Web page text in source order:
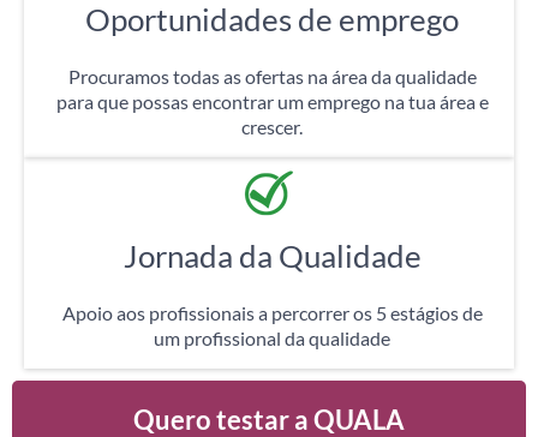
Oportunidades de emprego
Procuramos todas as ofertas na área da qualidade
para que possas encontrar um emprego na tua área e
crescer.
Jornada da Qualidade
Apoio aos profissionais a percorrer os 5 estágios de
um profissional da qualidade
Quero testar a QUALA